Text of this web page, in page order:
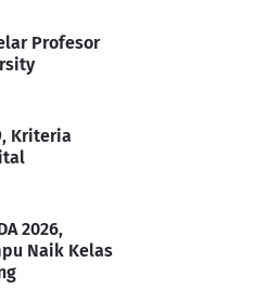
Profesor
Kriteria
2026,
Naik Kelas